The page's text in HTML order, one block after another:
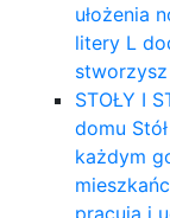
ułożenia
litery L
STOŁY I
domu
każdym
pracują i